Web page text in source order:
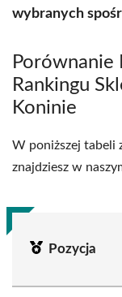
wybranych
Porównanie
Rankingu
Koninie
W poniższej tabeli
znajdziesz w
Pozycja